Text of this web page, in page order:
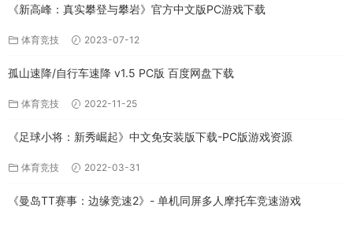
《新高峰：真实攀登与攀岩》官方中文版PC游戏下载
体育竞技 2023-07-12
孤山速降/自行车速降 v1.5 PC版 百度网盘下载
体育竞技 2022-11-25
《足球小将：新秀崛起》中文免安装版下载-PC版游戏资源
体育竞技 2022-03-31
《曼岛TT赛事：边缘竞速2》- 单机同屏多人摩托车竞速游戏